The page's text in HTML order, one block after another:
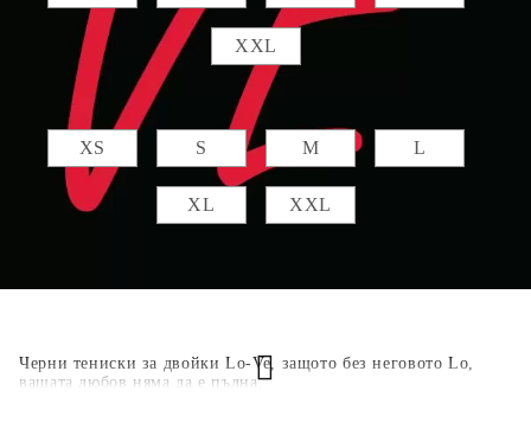
Черни тениски за двойки Lo-Ve, защото без неговото Lо,
вашата любов няма да е пълна.
XXL
Размер дамска :
XS S M L
XL XXL